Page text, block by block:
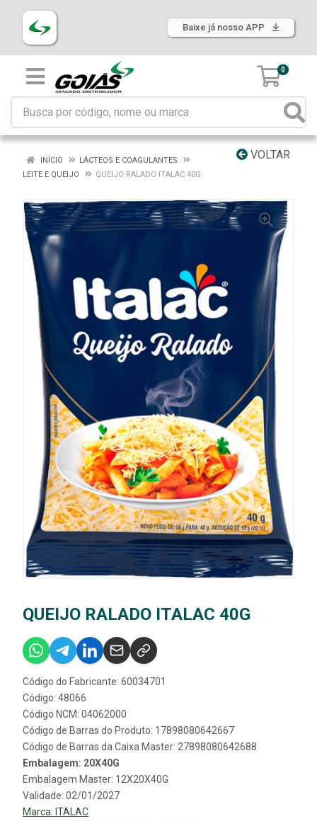
Baixe já nosso APP
0
VOLTAR
INÍCIO
LÁCTEOS E COAGULANTES
LEITE E QUEIJO
QUEIJO RALADO ITALAC 40G
QUEIJO RALADO ITALAC 40G
Código do Fabricante: 60034701
Código: 48066
Código NCM: 04062000
Código de Barras do Produto: 17898080642667
Código de Barras da Caixa Master: 27898080642688
Embalagem: 20X40G
Embalagem Master: 12X20X40G
Validade: 02/01/2027
Marca: ITALAC